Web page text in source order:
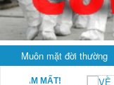
Muôn mặt đời thường